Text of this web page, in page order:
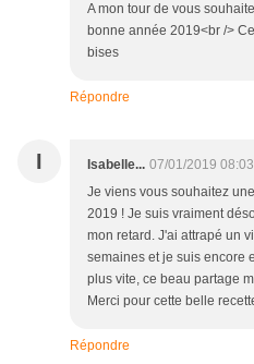
A mon tour de vous
bonne année 2019<br />
bises
Répondre
I Isabelle... 07/01/2019 08:03
Je viens vous souhaitez
2019 ! Je suis vraiment
mon retard. J'ai attrapé un
semaines et je suis encore
plus vite, ce beau partage
Merci pour cette belle
Répondre